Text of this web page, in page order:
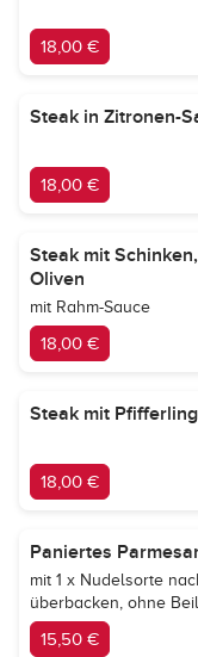
18,00 €
Steak in Zitronen-
18,00 €
Steak mit
Oliven
mit Rahm-Sauce
18,00 €
Steak mit
18,00 €
Paniertes
mit 1 x Nudelsorte
überbacken, ohne
15,50 €